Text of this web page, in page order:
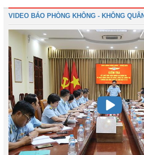
VIDEO BÁO PHÒNG KHÔNG - KHÔNG